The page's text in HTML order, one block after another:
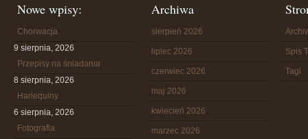
Nowe wpisy:
Chorwacja
9 sierpnia, 2026
Przepisy na śniadania
8 sierpnia, 2026
Harlequiny
6 sierpnia, 2026
Fotografia
Archiwa
sierpień 2026
lipiec 2026
czerwiec 2026
maj 2026
kwiecień 2026
marzec 2026
Spis
Tagi